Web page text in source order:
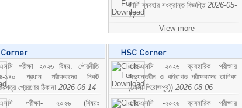
জার্সি ব্যবহার সংক্রান্ত বিজ্ঞপ্তি 2026-05-
17
View more
পরীক্ষা ২০২৬ বিষয়: পৌরনীতি
১৪০ প্রধান পরীক্ষকদের নিকট
প্রেরণের ঠিকানা 2026-06-14
পরীক্ষা- ২০২৬ (বিষয়ঃ
এইচএসসি -২০২৬ ব্যবহারিক পরীক্ষার
অভ্যন্তরীন ও বহিরাগত পরীক্ষকদের তালিকা
(জেলা-পিরোজপুর)) 2026-08-06
এইচএসসি -২০২৬ ব্যবহারিক পরীক্ষার